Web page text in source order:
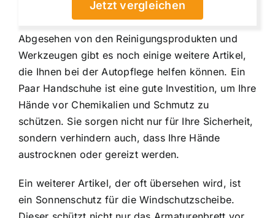
Jetzt vergleichen
Abgesehen von den Reinigungsprodukten und
Werkzeugen gibt es noch einige weitere Artikel,
die Ihnen bei der Autopflege helfen können. Ein
Paar Handschuhe ist eine gute Investition, um Ihre
Hände vor Chemikalien und Schmutz zu
schützen. Sie sorgen nicht nur für Ihre Sicherheit,
sondern verhindern auch, dass Ihre Hände
austrocknen oder gereizt werden.
Ein weiterer Artikel, der oft übersehen wird, ist
ein Sonnenschutz für die Windschutzscheibe.